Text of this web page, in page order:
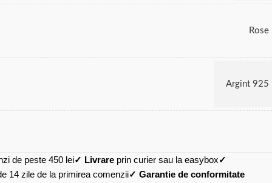
Rose
Argint 925
de peste 450 lei✓ Livrare prin curier sau la easybox✓
14 zile de la primirea comenzii✓ Garantie de conformitate